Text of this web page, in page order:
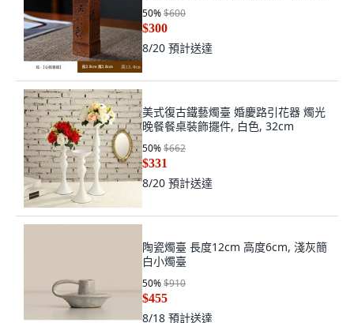
50%$600
$300
8/20 預計送達
美式復古鐵藝燭臺 婚慶路引花器 燭光
晚餐餐桌裝飾擺件, 白色, 32cm
50%$662
$331
8/20 預計送達
陶瓷燭臺 長度12cm 高度6cm, 淺灰簡
白小燭臺
50%$910
$455
8/18 預計送達